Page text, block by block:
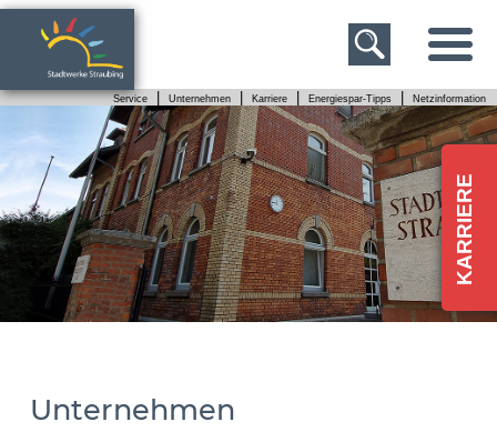
Service Unternehmen Karriere Energiespar-Tipps Netzinformation
Unternehmen